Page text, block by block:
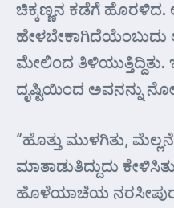
ಚಿಕ್ಕಣ್ಣನ ಕಡೆಗೆ
ಮೇಲಿಂದ ತಿಳಿಯುತ್ತಿದ್ದಿತು.
ದೃಷ್ಟಿಯಿಂದ ಅವನನ್ನು
“ಹೊತ್ತು ಮುಳಗಿತು,
ಮಾತಾಡುತಿದ್ದುದು
ಹೊಳೆಯಾಚೆಯ